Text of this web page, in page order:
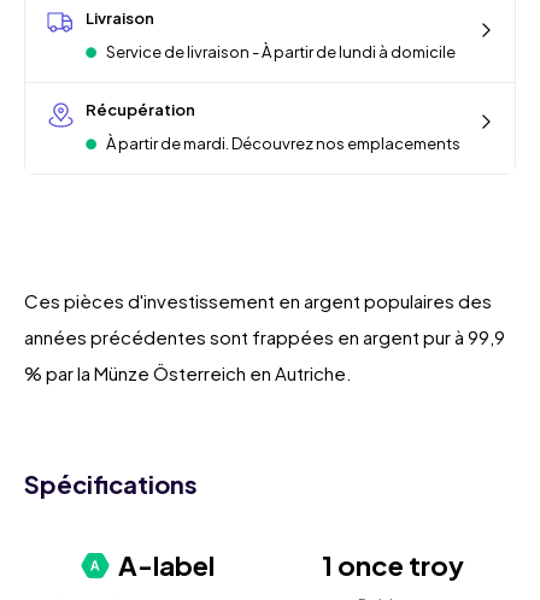
Livraison
Service de livraison - À partir de lundi à domicile
Récupération
À partir de mardi. Découvrez nos emplacements
Ces pièces d'investissement en argent populaires des
années précédentes sont frappées en argent pur à 99,9
% par la Münze Österreich en Autriche.
Spécifications
A-label 1 once troy